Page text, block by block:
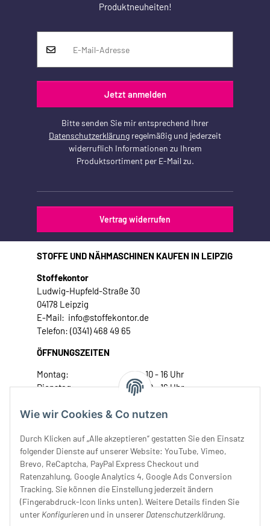
Wie wir Cookies & Co nutzen
Durch Klicken auf „Alle akzeptieren“ gestatten Sie den Einsatz
folgender Dienste auf unserer Website: YouTube, Vimeo,
Brevo, ReCaptcha, PayPal Express Checkout und
Ratenzahlung, Google Analytics 4, Google Ads Conversion
Tracking. Sie können die Einstellung jederzeit ändern
(Fingerabdruck-Icon links unten). Weitere Details finden Sie
unter Konfigurieren und in unserer Datenschutzerklärung.
Produktneuheiten!
Jetzt anmelden
Bitte senden Sie mir entsprechend Ihrer
Datenschutzerklärung regelmäßig und jederzeit
widerruflich Informationen zu Ihrem
Produktsortiment per E-Mail zu.
Vertrag widerrufen
STOFFE UND NÄHMASCHINEN KAUFEN IN LEIPZIG
Stoffekontor
Ludwig-Hupfeld-Straße 30
04178 Leipzig
E-Mail: info@stoffekontor.de
Telefon: (0341) 468 49 65
ÖFFNUNGSZEITEN
Montag:
10 - 16 Uhr
Dienstag:
10 - 16 Uhr
Donnerstag:
10 - 18 Uhr
Samstag:
10 - 14 Uhr
Unser Service
Rechtliches